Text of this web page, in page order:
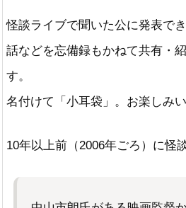
怪談ライブで聞いた公に発表で
話などを忘備録もかねて共有・
す。
名付けて「小耳袋」。お楽しみ
10年以上前（2006年ごろ）に怪